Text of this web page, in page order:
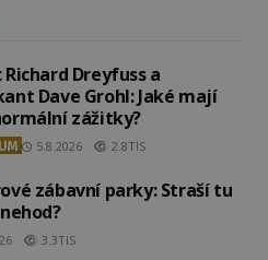
Richard Dreyfuss a
Dave Grohl: Jaké mají
zážitky?
5.8.2026 2.8TIS
zábavní parky: Straší tu
3.3TIS